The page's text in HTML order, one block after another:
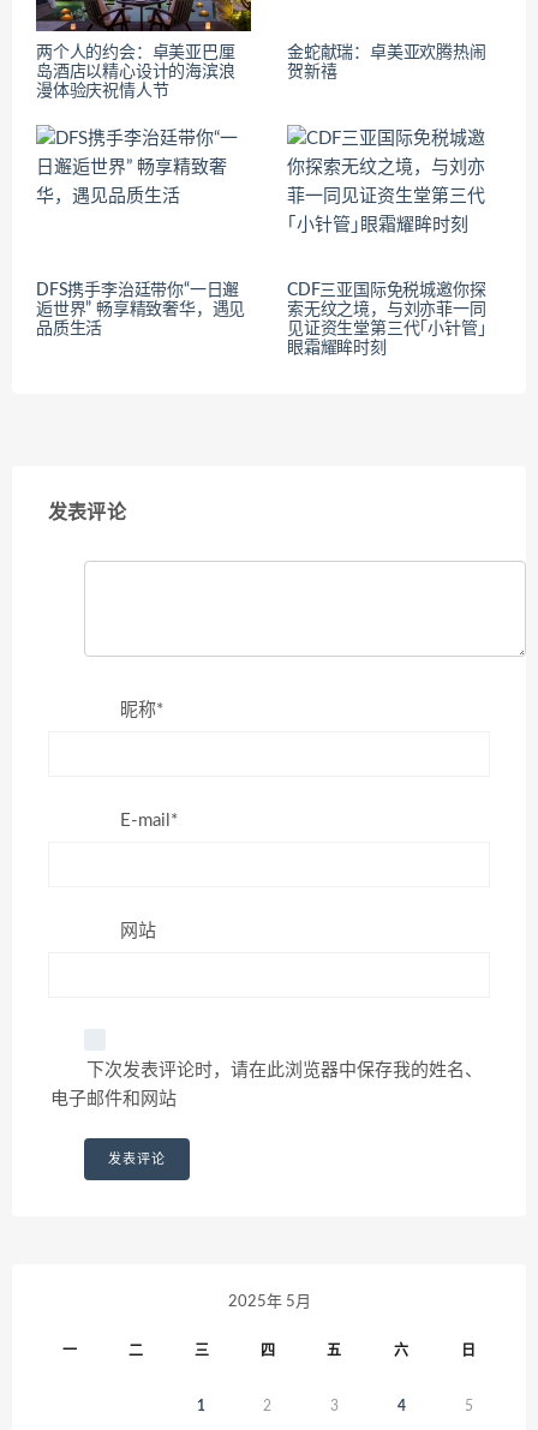
两个人的约会：卓美亚巴厘
岛酒店以精心设计的海滨浪
漫体验庆祝情人节
金蛇献瑞：卓美亚欢腾热闹
贺新禧
DFS携手李治廷带你“一日邂
逅世界” 畅享精致奢华，遇见
品质生活
CDF三亚国际免税城邀你探
索无纹之境，与刘亦菲一同
见证资生堂第三代｢小针管｣
眼霜耀眸时刻
发表评论
昵称*
E-mail*
网站
下次发表评论时，请在此浏览器中保存我的姓名、
电子邮件和网站
2025年 5月
一 二 三 四 五 六 日
1 2 3 4 5